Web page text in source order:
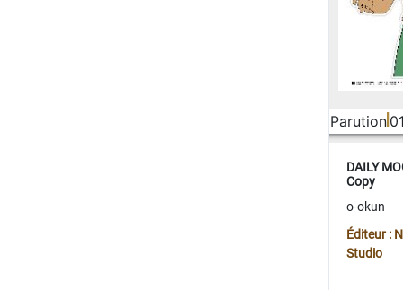
Parution
DAILY
Copy
o-okun
Éditeur :
Studio